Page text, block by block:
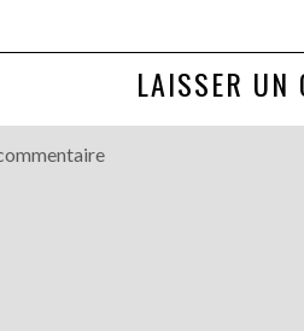
LAISSER UN